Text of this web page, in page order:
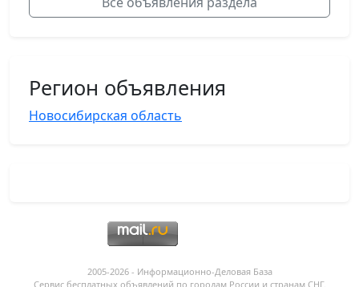
Регион объявления
Новосибирская область
2005-2026 - Информационнo-Деловая База
Сервис бесплатных объявлений по городам России и странам СНГ.